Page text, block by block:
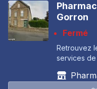
Gorron
Fermé
Retrouvez
services